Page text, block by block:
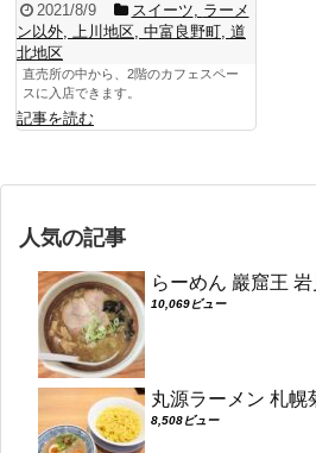
2021/8/9 スイーツ, ラーメ
ン以外, 上川地区, 中富良野町, 道
北地区
直売所の中から、2階のカフェスペー
スに入店できます。
記事を読む
人気の記事
らーめん 巖窟王
10,069ビュー
丸源ラーメン 札幌
8,508ビュー